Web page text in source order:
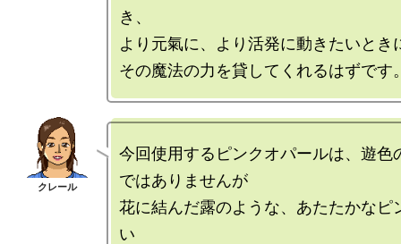
き、
より元氣に、より活発に動きたいとき
今回使用するピンクオパールは、遊色
ではありませんが
花に結んだ露のような、あたたかなピ
い